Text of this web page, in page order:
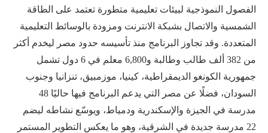
الفصول النموذجية لبيئات تعليمية متطورة تعتمد على الطاقة
الشمسية والاتصال بشبكة الانترنت ومزودة بالوسائط التعليمية
المتعددة. وقد تجاوز البرنامج منذ تأسيسه حدود مصر ليخدم أكثر
من 382 ألف طالب وطالبة و6,800 معلم في 6 دول تشمل
جمهورية الكونغو الديمقراطية، كينيا، موزمبيق، تنزانيا وجنوب
السودان، فضلًا عن مصر التي يدعم البرنامج فيها حاليًا 48
مدرسة في الجيزة والإسكندرية ودمياط، ويوسّع نشاطه ليضم
22 مدرسة جديدة في الشرقية، وهو ما يعكس التطوير المستمر